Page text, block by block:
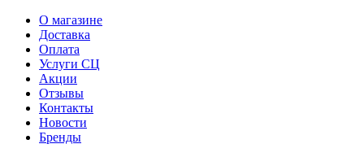
О магазине
Доставка
Оплата
Услуги СЦ
Акции
Отзывы
Контакты
Новости
Бренды